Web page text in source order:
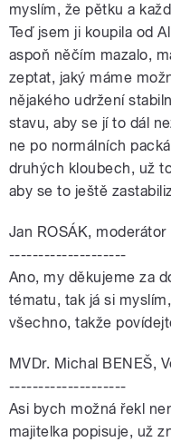
myslím, že pětku a
Teď jsem ji koupila od
aspoň něčím mazalo,
zeptat, jaký máme
nějakého udržení
stavu, aby se jí to dál
ne po normálních
druhých kloubech, už
aby se to ještě
Jan ROSÁK, moderátor
--------------------
Ano, my děkujeme za
tématu, tak já si
všechno, takže
MVDr. Michal BENEŠ,
--------------------
Asi bych možná řekl
majitelka popisuje, už